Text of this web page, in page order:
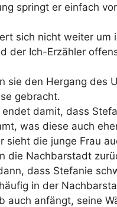
springt er einfach
sich nicht weiter
der Ich-Erzähler
sie den Hergang des
gebracht.
endet damit, dass
was diese auch
sieht die junge Frau
die Nachbarstadt
dass Stefanie
in der
auch anfängt, seine